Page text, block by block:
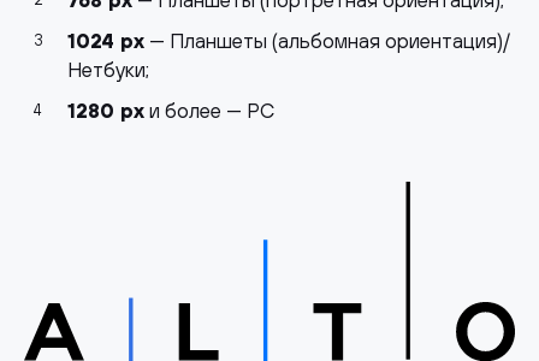
1024 px — Планшеты (альбомная ориентация)/
Нетбуки;
1280 px и более — PC